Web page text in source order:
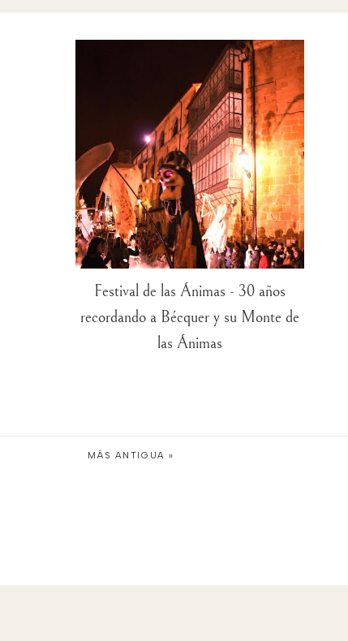
Festival de las Ánimas - 30 años
recordando a Bécquer y su Monte de
las Ánimas
MÁS ANTIGUA »